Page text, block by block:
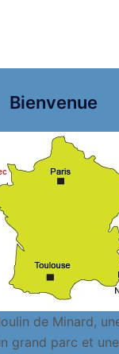
Bienvenue
de Minard,
grand parc et